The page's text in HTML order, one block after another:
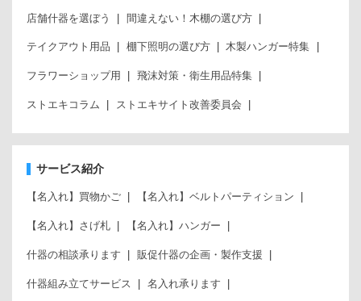
店舗什器を選ぼう 間違えない！木棚の選び方
テイクアウト用品 棚下照明の選び方 木製ハンガー特集
フラワーショップ用 飛沫対策・衛生用品特集
ストエキコラム ストエキサイト改善委員会
サービス紹介
【名入れ】買物かご 【名入れ】ベルトパーティション
【名入れ】さげ札 【名入れ】ハンガー
什器の相談承ります 販促什器の企画・製作支援
什器組み立てサービス 名入れ承ります